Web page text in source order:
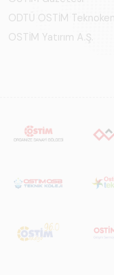
ODTÜ OSTİM
OSTİM Yatırım A.Ş.